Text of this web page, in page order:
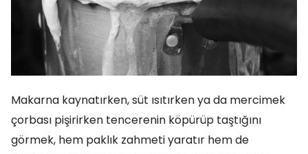
Makarna kaynatırken, süt ısıtırken ya da mercimek
çorbası pişirirken tencerenin köpürüp taştığını
görmek, hem paklık zahmeti yaratır hem de